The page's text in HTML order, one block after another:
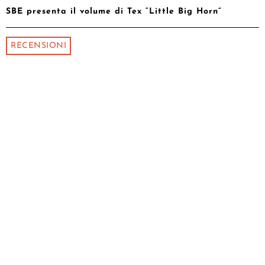
SBE presenta il volume di Tex “Little Big Horn”
RECENSIONI